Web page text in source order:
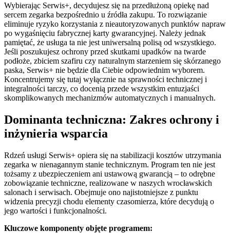
Wybierając Serwis+, decydujesz się na przedłużoną opiekę nad
sercem zegarka bezpośrednio u źródła zakupu. To rozwiązanie
eliminuje ryzyko korzystania z nieautoryzowanych punktów napraw
po wygaśnięciu fabrycznej karty gwarancyjnej. Należy jednak
pamiętać, że usługa ta nie jest uniwersalną polisą od wszystkiego.
Jeśli poszukujesz ochrony przed skutkami upadków na twarde
podłoże, zbiciem szafiru czy naturalnym starzeniem się skórzanego
paska, Serwis+ nie będzie dla Ciebie odpowiednim wyborem.
Koncentrujemy się tutaj wyłącznie na sprawności technicznej i
integralności tarczy, co docenią przede wszystkim entuzjaści
skomplikowanych mechanizmów automatycznych i manualnych.
Dominanta techniczna: Zakres ochrony i
inżynieria wsparcia
Rdzeń usługi Serwis+ opiera się na stabilizacji kosztów utrzymania
zegarka w nienagannym stanie technicznym. Program ten nie jest
tożsamy z ubezpieczeniem ani ustawową gwarancją – to odrębne
zobowiązanie techniczne, realizowane w naszych wrocławskich
salonach i serwisach. Obejmuje ono najistotniejsze z punktu
widzenia precyzji chodu elementy czasomierza, które decydują o
jego wartości i funkcjonalności.
Kluczowe komponenty objęte programem: